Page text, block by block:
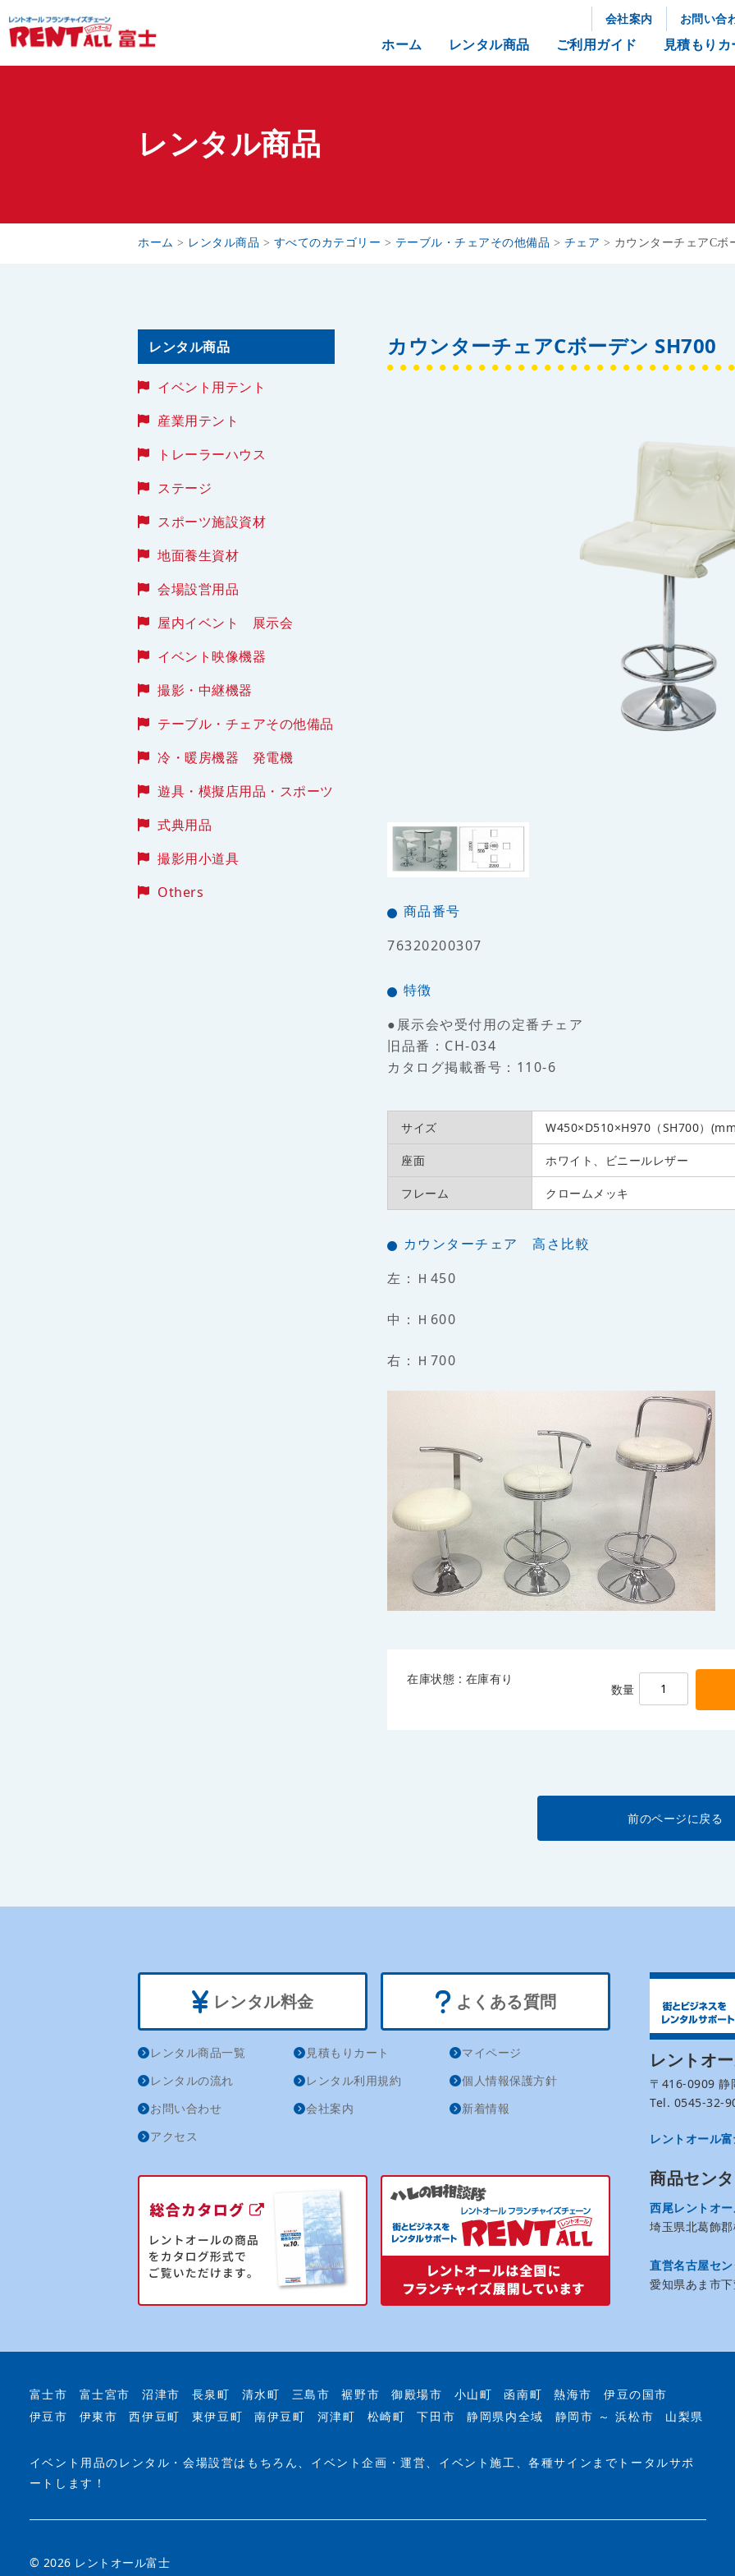
会社案内 お問い合
ホーム レンタル商品 ご利用ガイド 見積もり
レンタル商品
ホーム > レンタル商品 > すべてのカテゴリー > テーブル・チェアその他備品 > チェア > カウンターチェアCボ
カウンターチェアCボーデン SH700
商品番号
76320200307
特徴
●展示会や受付用の定番チェア
旧品番：CH-034
カタログ掲載番号：110-6
サイズ W450×D510×H970（SH700）
座面 ホワイト、ビニールレザー
フレーム クロームメッキ
カウンターチェア 高さ比較
左：Ｈ450
中：Ｈ600
右：Ｈ700
在庫状態 : 在庫有り
数量
前のページに戻る
レンタル商品
イベント用テント
産業用テント
トレーラーハウス
ステージ
スポーツ施設資材
地面養生資材
会場設営用品
屋内イベント 展示会
イベント映像機器
撮影・中継機器
テーブル・チェアその他備品
冷・暖房機器 発電機
遊具・模擬店用品・スポーツ
式典用品
撮影用小道具
Others
レンタル料金 よくある質問
レンタル商品一覧 見積もりカート
マイページ
レンタルの流れ
レンタル利用規約
個人情報保護方針
お問い合わせ
会社案内
新着情報
アクセス
レントオ
〒416-0909 静
Tel. 0545-
レントオール
商品セン
西尾レントオ
埼玉県北葛飾
直営名古屋セ
愛知県あま市
富士市 富士宮市 沼津市 長泉町 清水町 三島市 裾野市 御殿場市 小山町 函南町 熱海市
伊豆の国市
伊豆市
伊東市 西伊豆町 東伊豆町 南伊豆町 河津町 松崎町 下田市 静岡県内全域 静岡市 ～ 浜松市 山梨県
イベント用品のレンタル・会場設営はもちろん、イベント企画・運営、イベント施工、各種サインまでトータルサポ
ートします！
© 2026 レントオール富士